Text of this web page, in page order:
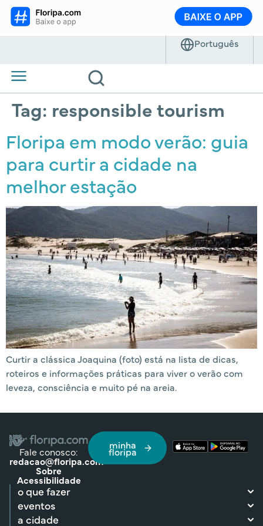
Tag: responsible tourism
Floripa em modo verão: guia
para curtir a cidade na
melhor estação
Curtir a clássica Joaquina (foto) está na lista de dicas,
roteiros e informações práticas para viver o verão com
leveza, consciência e muito pé na areia.
Fale conosco:
redacao@floripa.com
Sobre
Acessibilidade
minha
floripa
o que fazer
eventos
a cidade